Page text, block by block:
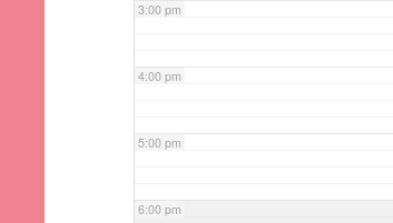
3:00 pm
4:00 pm
5:00 pm
6:00 pm